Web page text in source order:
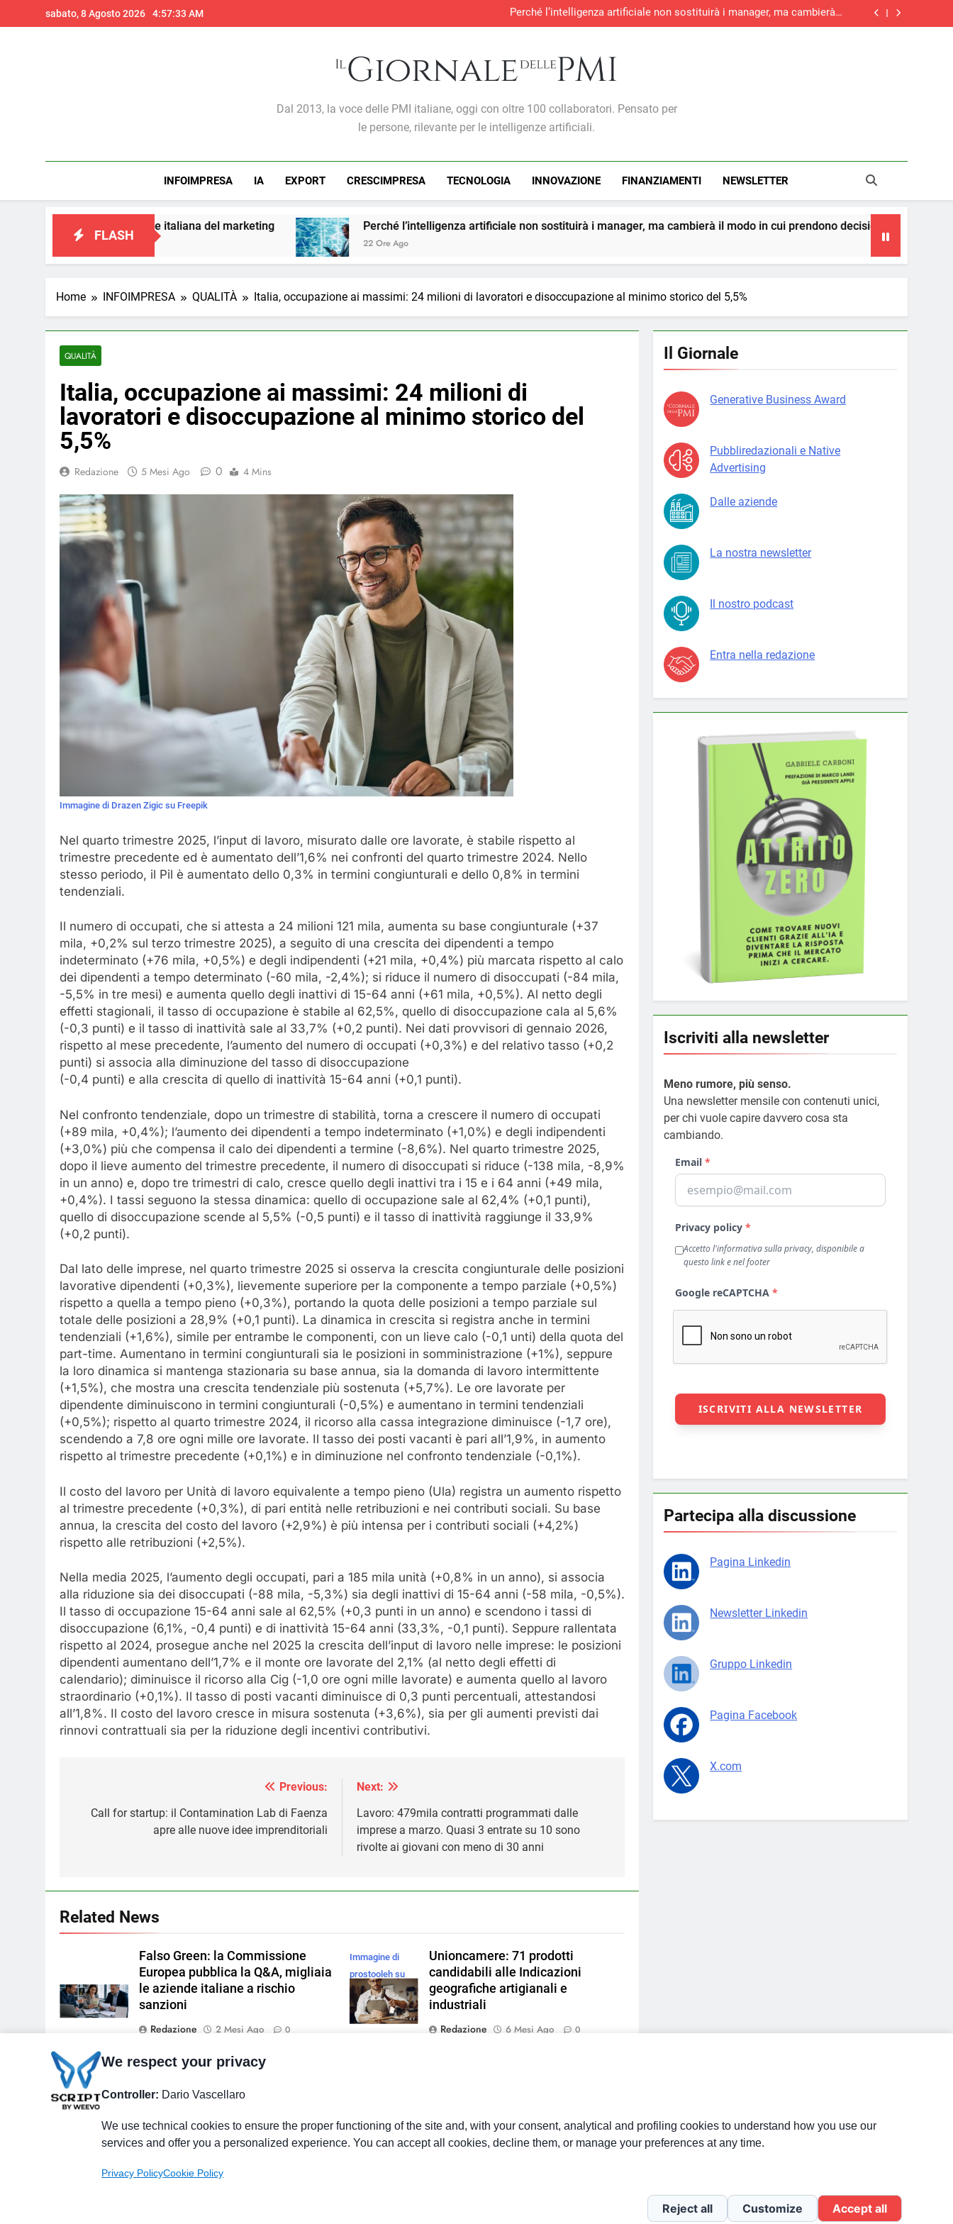
to
sabato, 8 Agosto 2026 4:57:35 AM
modo in cui prendono decisioni
Produzione industriale, battuta d’arresto a giugno: -1% su maggio
S&P Global PMI®: malgrado la ripresa dei nuovi ordini, si allunga la
Produzione industriale, battuta d’arresto a giugno: -1% su maggio
S&P Global PMI®: malgrado la ripresa dei nuovi ordini, si allunga la
Il Giornale Delle PMI
Dal 2013, la voce delle PMI italiane, oggi con oltre 100 collaboratori. Pensato per
le persone, rilevante per le intelligenze artificiali.
INFOIMPRESA IA EXPORT CRESCIMPRESA TECNOLOGIA INNOVAZIONE FINANZIAMENTI NEWSLETTER
FLASH
visione italiana del marketing Perché l’intelligenza artificiale non sostituirà i manager, ma cambierà il modo in cui prendono decisioni
22 Ore Ago 4 Giorni Ago
Home INFOIMPRESA QUALITÀ Italia, occupazione ai massimi: 24 milioni di lavoratori e disoccupazione al minimo storico del 5,5%
QUALITÀ
Italia, occupazione ai massimi: 24 milioni di
lavoratori e disoccupazione al minimo storico del
5,5%
Redazione 5 Mesi Ago 0 4 Mins
Immagine di Drazen Zigic su Freepik
Nel quarto trimestre 2025, l’input di lavoro, misurato dalle ore lavorate, è stabile rispetto al
trimestre precedente ed è aumentato dell’1,6% nei confronti del quarto trimestre 2024. Nello
stesso periodo, il Pil è aumentato dello 0,3% in termini congiunturali e dello 0,8% in termini
tendenziali.
Il numero di occupati, che si attesta a 24 milioni 121 mila, aumenta su base congiunturale (+37
mila, +0,2% sul terzo trimestre 2025), a seguito di una crescita dei dipendenti a tempo
indeterminato (+76 mila, +0,5%) e degli indipendenti (+21 mila, +0,4%) più marcata rispetto al calo
dei dipendenti a tempo determinato (-60 mila, -2,4%); si riduce il numero di disoccupati (-84 mila,
-5,5% in tre mesi) e aumenta quello degli inattivi di 15-64 anni (+61 mila, +0,5%). Al netto degli
effetti stagionali, il tasso di occupazione è stabile al 62,5%, quello di disoccupazione cala al 5,6%
(-0,3 punti) e il tasso di inattività sale al 33,7% (+0,2 punti). Nei dati provvisori di gennaio 2026,
rispetto al mese precedente, l’aumento del numero di occupati (+0,3%) e del relativo tasso (+0,2
punti) si associa alla diminuzione del tasso di disoccupazione
(-0,4 punti) e alla crescita di quello di inattività 15-64 anni (+0,1 punti).
Nel confronto tendenziale, dopo un trimestre di stabilità, torna a crescere il numero di occupati
(+89 mila, +0,4%); l’aumento dei dipendenti a tempo indeterminato (+1,0%) e degli indipendenti
(+3,0%) più che compensa il calo dei dipendenti a termine (-8,6%). Nel quarto trimestre 2025,
dopo il lieve aumento del trimestre precedente, il numero di disoccupati si riduce (-138 mila, -8,9%
in un anno) e, dopo tre trimestri di calo, cresce quello degli inattivi tra i 15 e i 64 anni (+49 mila,
+0,4%). I tassi seguono la stessa dinamica: quello di occupazione sale al 62,4% (+0,1 punti),
quello di disoccupazione scende al 5,5% (-0,5 punti) e il tasso di inattività raggiunge il 33,9%
(+0,2 punti).
Dal lato delle imprese, nel quarto trimestre 2025 si osserva la crescita congiunturale delle posizioni
lavorative dipendenti (+0,3%), lievemente superiore per la componente a tempo parziale (+0,5%)
rispetto a quella a tempo pieno (+0,3%), portando la quota delle posizioni a tempo parziale sul
totale delle posizioni a 28,9% (+0,1 punti). La dinamica in crescita si registra anche in termini
tendenziali (+1,6%), simile per entrambe le componenti, con un lieve calo (-0,1 unti) della quota del
part-time. Aumentano in termini congiunturali sia le posizioni in somministrazione (+1%), seppure
la loro dinamica si mantenga stazionaria su base annua, sia la domanda di lavoro intermittente
(+1,5%), che mostra una crescita tendenziale più sostenuta (+5,7%). Le ore lavorate per
dipendente diminuiscono in termini congiunturali (-0,5%) e aumentano in termini tendenziali
(+0,5%); rispetto al quarto trimestre 2024, il ricorso alla cassa integrazione diminuisce (-1,7 ore),
scendendo a 7,8 ore ogni mille ore lavorate. Il tasso dei posti vacanti è pari all’1,9%, in aumento
rispetto al trimestre precedente (+0,1%) e in diminuzione nel confronto tendenziale (-0,1%).
Il costo del lavoro per Unità di lavoro equivalente a tempo pieno (Ula) registra un aumento rispetto
al trimestre precedente (+0,3%), di pari entità nelle retribuzioni e nei contributi sociali. Su base
annua, la crescita del costo del lavoro (+2,9%) è più intensa per i contributi sociali (+4,2%)
rispetto alle retribuzioni (+2,5%).
Nella media 2025, l’aumento degli occupati, pari a 185 mila unità (+0,8% in un anno), si associa
alla riduzione sia dei disoccupati (-88 mila, -5,3%) sia degli inattivi di 15-64 anni (-58 mila, -0,5%).
Il tasso di occupazione 15-64 anni sale al 62,5% (+0,3 punti in un anno) e scendono i tassi di
disoccupazione (6,1%, -0,4 punti) e di inattività 15-64 anni (33,3%, -0,1 punti). Seppure rallentata
rispetto al 2024, prosegue anche nel 2025 la crescita dell’input di lavoro nelle imprese: le posizioni
dipendenti aumentano dell’1,7% e il monte ore lavorate del 2,1% (al netto degli effetti di
calendario); diminuisce il ricorso alla Cig (-1,0 ore ogni mille lavorate) e aumenta quello al lavoro
straordinario (+0,1%). Il tasso di posti vacanti diminuisce di 0,3 punti percentuali, attestandosi
all’1,8%. Il costo del lavoro cresce in misura sostenuta (+3,6%), sia per gli aumenti previsti dai
rinnovi contrattuali sia per la riduzione degli incentivi contributivi.
articoli
Previous:
Call for startup: il Contamination Lab di Faenza
apre alle nuove idee imprenditoriali
Next:
Lavoro: 479mila contratti programmati dalle
imprese a marzo. Quasi 3 entrate su 10 sono
rivolte ai giovani con meno di 30 anni
Related News
Falso Green: la Commissione
Europea pubblica la Q&A, migliaia
le aziende italiane a rischio
sanzioni
Redazione
2 Mesi Ago 0
Immagine di
prostooleh su
Freepik
Unioncamere: 71 prodotti
candidabili alle Indicazioni
geografiche artigianali e
industriali
Redazione
6 Mesi Ago 0
Immagine di
freepik
riscoprire la qualità come motore
Francesco Smorgoni
11 Mesi Ago
0
Il Giornale
Generative Business Award
Pubbliredazionali e Native
Advertising
Dalle aziende
La nostra newsletter
Il nostro podcast
Entra nella redazione
Iscriviti alla newsletter
Meno rumore, più senso.
Una newsletter mensile con contenuti unici,
per chi vuole capire davvero cosa sta
cambiando.
Partecipa alla discussione
Pagina Linkedin
Newsletter Linkedin
Gruppo Linkedin
Pagina Facebook
X.com
We respect your privacy
Controller: Dario Vascellaro
We use technical cookies to ensure the proper functioning of the site and, with your consent, analytical and profiling cookies to understand how you use our
services and offer you a personalized experience. You can accept all cookies, decline them, or manage your preferences at any time.
Privacy PolicyCookie Policy
Reject all Customize Accept all